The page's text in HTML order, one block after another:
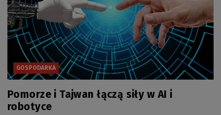
GOSPODARKA
Pomorze i Tajwan łączą siły w AI i
robotyce